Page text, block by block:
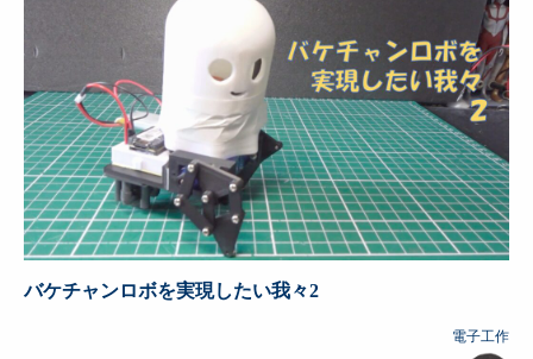
バケチャンロボを実現したい我々2
電子工作